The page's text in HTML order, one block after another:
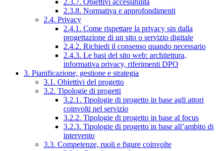
2.3.7. Obiettivi accessibilità
2.3.8. Normativa e approfondimenti
2.4. Privacy
2.4.1. Come rispettare la privacy sin dalla
progettazione di un sito o servizio digitale
2.4.2. Richiedi il consenso quando necessario
2.4.3. Le basi del sito web: architettura,
informativa privacy, riferimenti DPO
3. Pianificazione, gestione e strategia
3.1. Obiettivi del progetto
3.2. Tipologie di progetti
3.2.1. Tipologie di progetto in base agli attori
coinvolti nel servizio
3.2.2. Tipologie di progetto in base al focus
3.2.3. Tipologie di progetto in base all’ambito di
intervento
3.3. Competenze, ruoli e figure coinvolte